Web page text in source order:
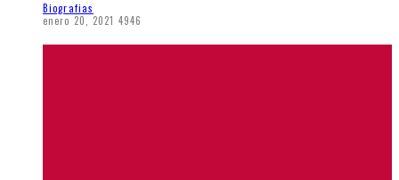
Biografias
enero 20, 2021 4946